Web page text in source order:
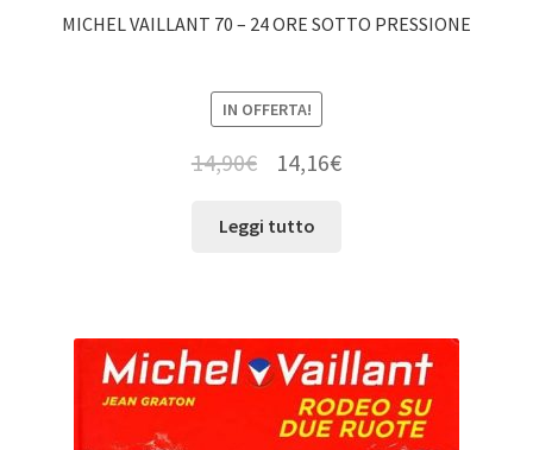
MICHEL VAILLANT 70 – 24 ORE SOTTO PRESSIONE
IN OFFERTA!
14,90€ 14,16€
Leggi tutto